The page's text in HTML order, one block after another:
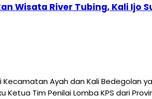
Wisata River Tubing, Kali Ijo
Kecamatan Ayah dan Kali Bedegolan
Tim Penilai Lomba KPS dari